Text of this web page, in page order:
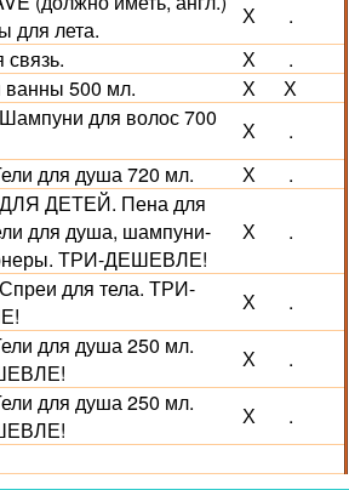
для лета.
Х
.
Х
.
ванны 500 мл. Х
Х
для волос 700
Х
.
для душа 720 мл. Х .
ДЛЯ ДЕТЕЙ. Пена для
для душа, шампуни-
ТРИ-ДЕШЕВЛЕ!
Х .
для тела. ТРИ-
Х .
для душа 250 мл.
Х .
для душа 250 мл.
Х .